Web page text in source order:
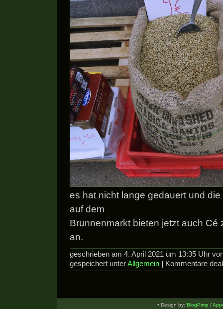
es hat nicht lange gedauert und
auf dem
Brunnenmarkt bieten jetzt auch Cé
an.
geschrieben am 4. April 2021 um 13:35 Uhr
gespeichert unterAllgemein Kommentare
• Design by: BlogPimp /